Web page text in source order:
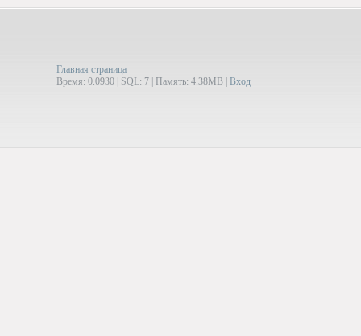
Главная страница
Время: 0.0930 | SQL: 7 | Память: 4.38MB Вход